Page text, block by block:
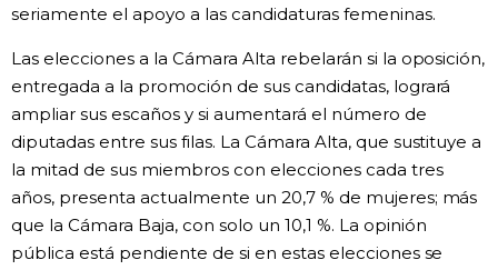
seriamente el apoyo a las candidaturas femeninas.
Las elecciones a la Cámara Alta rebelarán si la oposición,
entregada a la promoción de sus candidatas, logrará
ampliar sus escaños y si aumentará el número de
diputadas entre sus filas. La Cámara Alta, que sustituye a
la mitad de sus miembros con elecciones cada tres
años, presenta actualmente un 20,7 % de mujeres; más
que la Cámara Baja, con solo un 10,1 %. La opinión
pública está pendiente de si en estas elecciones se